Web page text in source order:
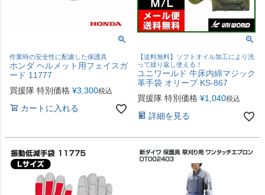
作業時の安全性に配慮した保護具
ホンダ ヘルメット用フェイスガ
ード 11777
買援隊 特別価格 ¥3,300税込
カートに入れる
【送料無料】ソフトオイル加工により洗
って繰り返し使える！
ユニワールド 牛床内綿マジック
革手袋 オリーブ KS-867
買援隊 特別価格 ¥1,040税込
詳細を見る